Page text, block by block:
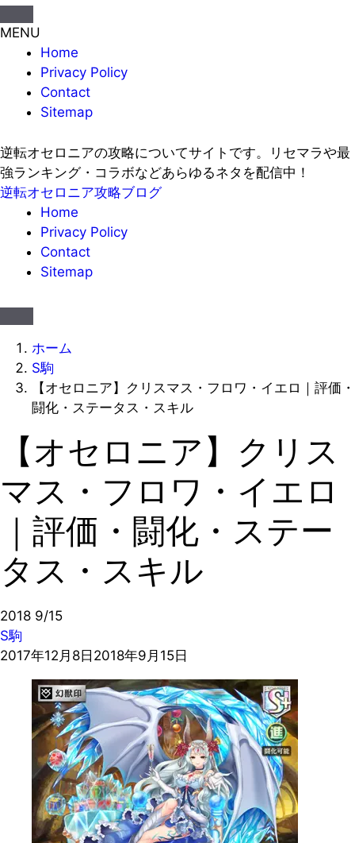
MENU
Home
Privacy Policy
Contact
Sitemap
逆転オセロニアの攻略についてサイトです。リセマラや最
強ランキング・コラボなどあらゆるネタを配信中！
逆転オセロニア攻略ブログ
Home
Privacy Policy
Contact
Sitemap
ホーム
S駒
【オセロニア】クリスマス・フロワ・イエロ｜評価・
闘化・ステータス・スキル
【オセロニア】クリス
マス・フロワ・イエロ
｜評価・闘化・ステー
タス・スキル
2018 9/15
S駒
2017年12月8日 2018年9月15日